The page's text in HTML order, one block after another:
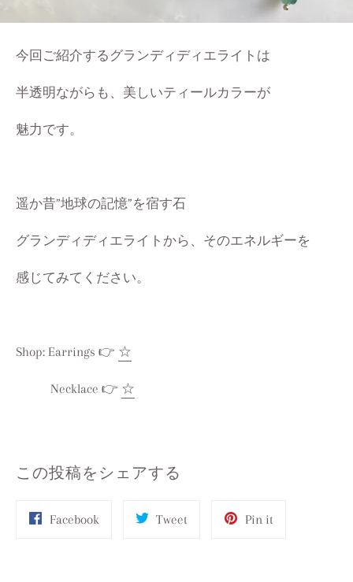
今回ご紹介するグランディディエライトは
半透明ながらも、美しいティールカラーが
魅力です。
遥か昔”地球の記憶”を宿す石
グランディディエライトから、そのエネルギーを
感じてみてください。
Shop: Earrings 👉 ☆
Necklace 👉 ☆
この投稿をシェアする
Facebook Tweet Pin it